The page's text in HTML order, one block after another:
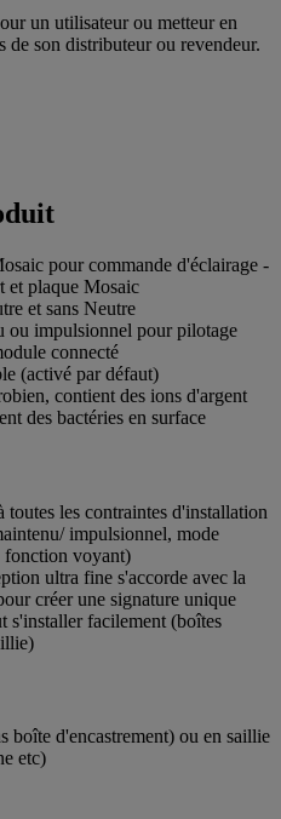
un utilisateur ou metteur en
son distributeur ou revendeur.
pour commande d'éclairage -
et plaque Mosaic
et sans Neutre
ou impulsionnel pour pilotage
connecté
(activé par défaut)
contient des ions d'argent
des bactéries en surface
les contraintes d'installation
impulsionnel, mode
fonction voyant)
ultra fine s'accorde avec la
créer une signature unique
s'installer facilement (boîtes
boîte d'encastrement) ou en saillie
etc)